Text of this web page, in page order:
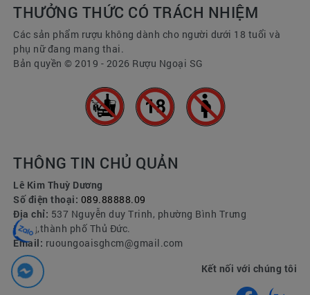
THƯỞNG THỨC CÓ TRÁCH NHIỆM
Các sản phẩm rượu không dành cho người dưới 18 tuổi và
phụ nữ đang mang thai.
Bản quyền © 2019 - 2026 Rượu Ngoại SG
THÔNG TIN CHỦ QUẢN
Lê Kim Thuỳ Dương
Số điện thoại: 089.88888.09
Địa chỉ: 537 Nguyễn duy Trinh, phường Bình Trưng
Đông,thành phố Thủ Đức.
Email: ruoungoaisghcm@gmail.com
Kết nối với chúng tôi